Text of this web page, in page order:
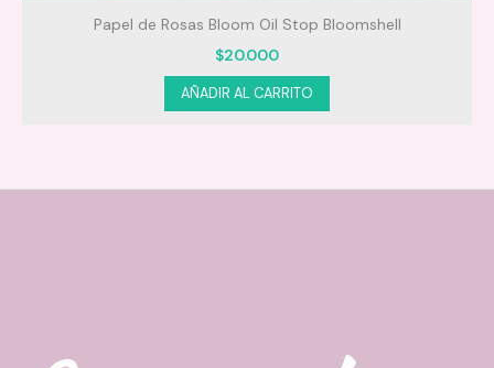
Papel de Rosas Bloom Oil Stop Bloomshell
$20.000
AÑADIR AL CARRITO